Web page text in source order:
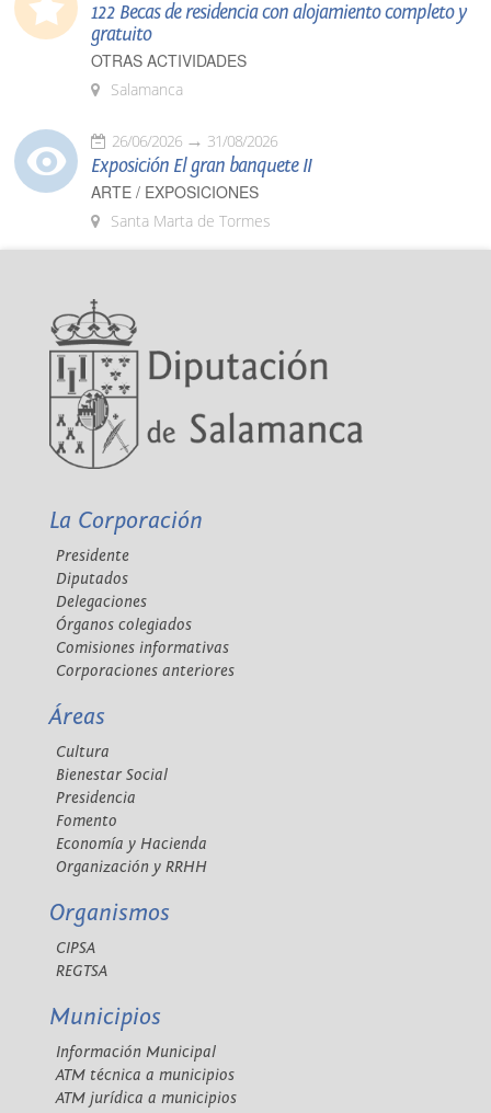
122 Becas de residencia con alojamiento completo y
gratuito
OTRAS ACTIVIDADES
Salamanca
26/06/2026 31/08/2026
Exposición El gran banquete II
ARTE / EXPOSICIONES
Santa Marta de Tormes
La Corporación
Presidente
Diputados
Delegaciones
Órganos colegiados
Comisiones informativas
Corporaciones anteriores
Áreas
Cultura
Bienestar Social
Presidencia
Fomento
Economía y Hacienda
Organización y RRHH
Organismos
CIPSA
REGTSA
Municipios
Información Municipal
ATM técnica a municipios
ATM jurídica a municipios